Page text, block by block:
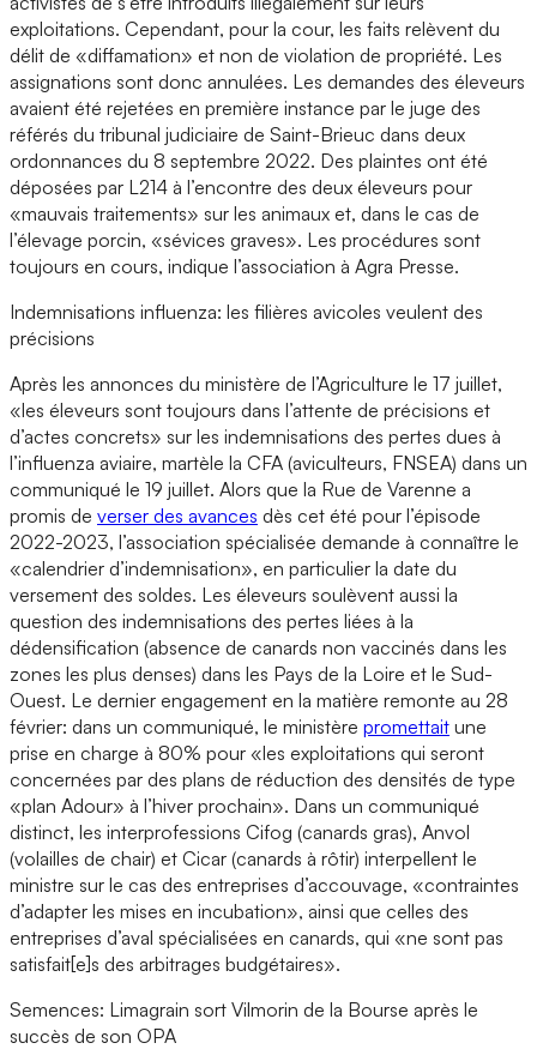
exploitations. Cependant, pour la cour, les faits relèvent du
délit de «diffamation» et non de violation de propriété. Les
assignations sont donc annulées. Les demandes des éleveurs
avaient été rejetées en première instance par le juge des
référés du tribunal judiciaire de Saint-Brieuc dans deux
ordonnances du 8 septembre 2022. Des plaintes ont été
déposées par L214 à l’encontre des deux éleveurs pour
«mauvais traitements» sur les animaux et, dans le cas de
l’élevage porcin, «sévices graves». Les procédures sont
toujours en cours, indique l’association à Agra Presse.
Indemnisations influenza: les filières avicoles veulent des
précisions
Après les annonces du ministère de l’Agriculture le 17 juillet,
«les éleveurs sont toujours dans l’attente de précisions et
d’actes concrets» sur les indemnisations des pertes dues à
l’influenza aviaire, martèle la CFA (aviculteurs, FNSEA) dans un
communiqué le 19 juillet. Alors que la Rue de Varenne a
promis de verser des avances dès cet été pour l’épisode
2022-2023, l’association spécialisée demande à connaître le
«calendrier d’indemnisation», en particulier la date du
versement des soldes. Les éleveurs soulèvent aussi la
question des indemnisations des pertes liées à la
dédensification (absence de canards non vaccinés dans les
zones les plus denses) dans les Pays de la Loire et le Sud-
Ouest. Le dernier engagement en la matière remonte au 28
février: dans un communiqué, le ministère promettait une
prise en charge à 80% pour «les exploitations qui seront
concernées par des plans de réduction des densités de type
«plan Adour» à l’hiver prochain». Dans un communiqué
distinct, les interprofessions Cifog (canards gras), Anvol
(volailles de chair) et Cicar (canards à rôtir) interpellent le
ministre sur le cas des entreprises d’accouvage, «contraintes
d’adapter les mises en incubation», ainsi que celles des
entreprises d’aval spécialisées en canards, qui «ne sont pas
satisfait[e]s des arbitrages budgétaires».
Semences: Limagrain sort Vilmorin de la Bourse après le
succès de son OPA